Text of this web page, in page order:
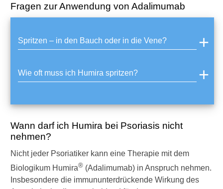
Fragen zur Anwendung von Adalimumab
Spritzen – in den Bauch oder in die Vene?
Wie oft muss ich Humira spritzen?
Wann darf ich Humira bei Psoriasis nicht
nehmen?
Nicht jeder Psoriatiker kann eine Therapie mit dem
Biologikum Humira® (Adalimumab) in Anspruch nehmen.
Insbesondere die immununterdrückende Wirkung des
l
s
i
n
W
c
e
B
h
a
n